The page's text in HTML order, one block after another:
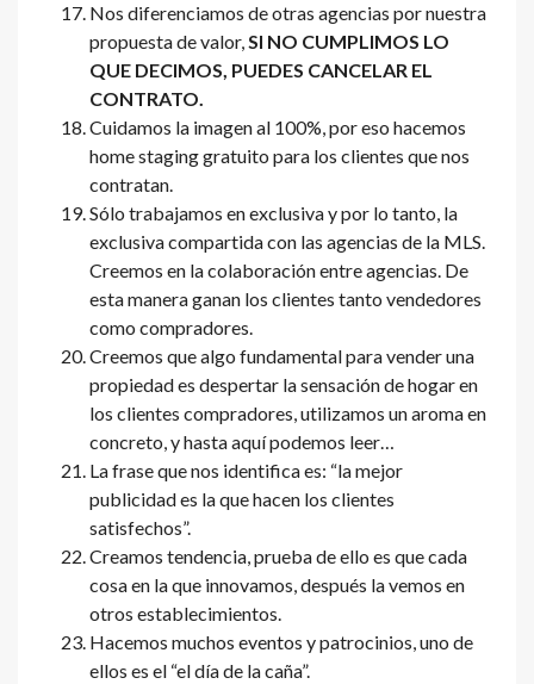
Nos diferenciamos de otras agencias por nuestra
propuesta de valor,SI NO CUMPLIMOS LO
QUE DECIMOS, PUEDES CANCELAR EL
CONTRATO.
Cuidamos la imagen al 100%, por eso hacemos
home staging gratuito para los clientes que nos
contratan.
Sólo trabajamos en exclusiva y por lo tanto, la
exclusiva compartida con las agencias de la MLS.
Creemos en la colaboración entre agencias. De
esta manera ganan los clientes tanto vendedores
como compradores.
Creemos que algo fundamental para vender una
propiedad es despertar la sensación de hogar en
los clientes compradores, utilizamos un aroma en
concreto, y hasta aquí podemos leer…
La frase que nos identifica es: “la mejor
publicidad es la que hacen los clientes
satisfechos”.
Creamos tendencia, prueba de ello es que cada
cosa en la que innovamos, después la vemos en
otros establecimientos.
Hacemos muchos eventos y patrocinios, uno de
ellos es el “el día de la caña”.